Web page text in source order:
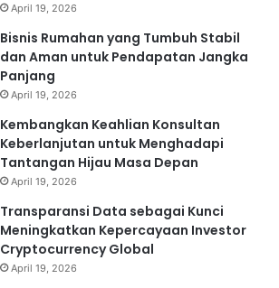
April 19, 2026
Bisnis Rumahan yang Tumbuh Stabil
dan Aman untuk Pendapatan Jangka
Panjang
April 19, 2026
Kembangkan Keahlian Konsultan
Keberlanjutan untuk Menghadapi
Tantangan Hijau Masa Depan
April 19, 2026
Transparansi Data sebagai Kunci
Meningkatkan Kepercayaan Investor
Cryptocurrency Global
April 19, 2026